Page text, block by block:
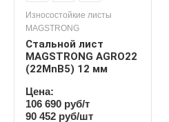
Износостойкие листы
MAGSTRONG
Стальной лист
MAGSTRONG AGRO22
(22MnB5) 12 мм
Цена:
106 690 руб/т
90 452 руб/шт